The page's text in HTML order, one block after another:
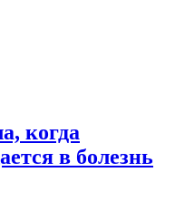
когда
в болезнь